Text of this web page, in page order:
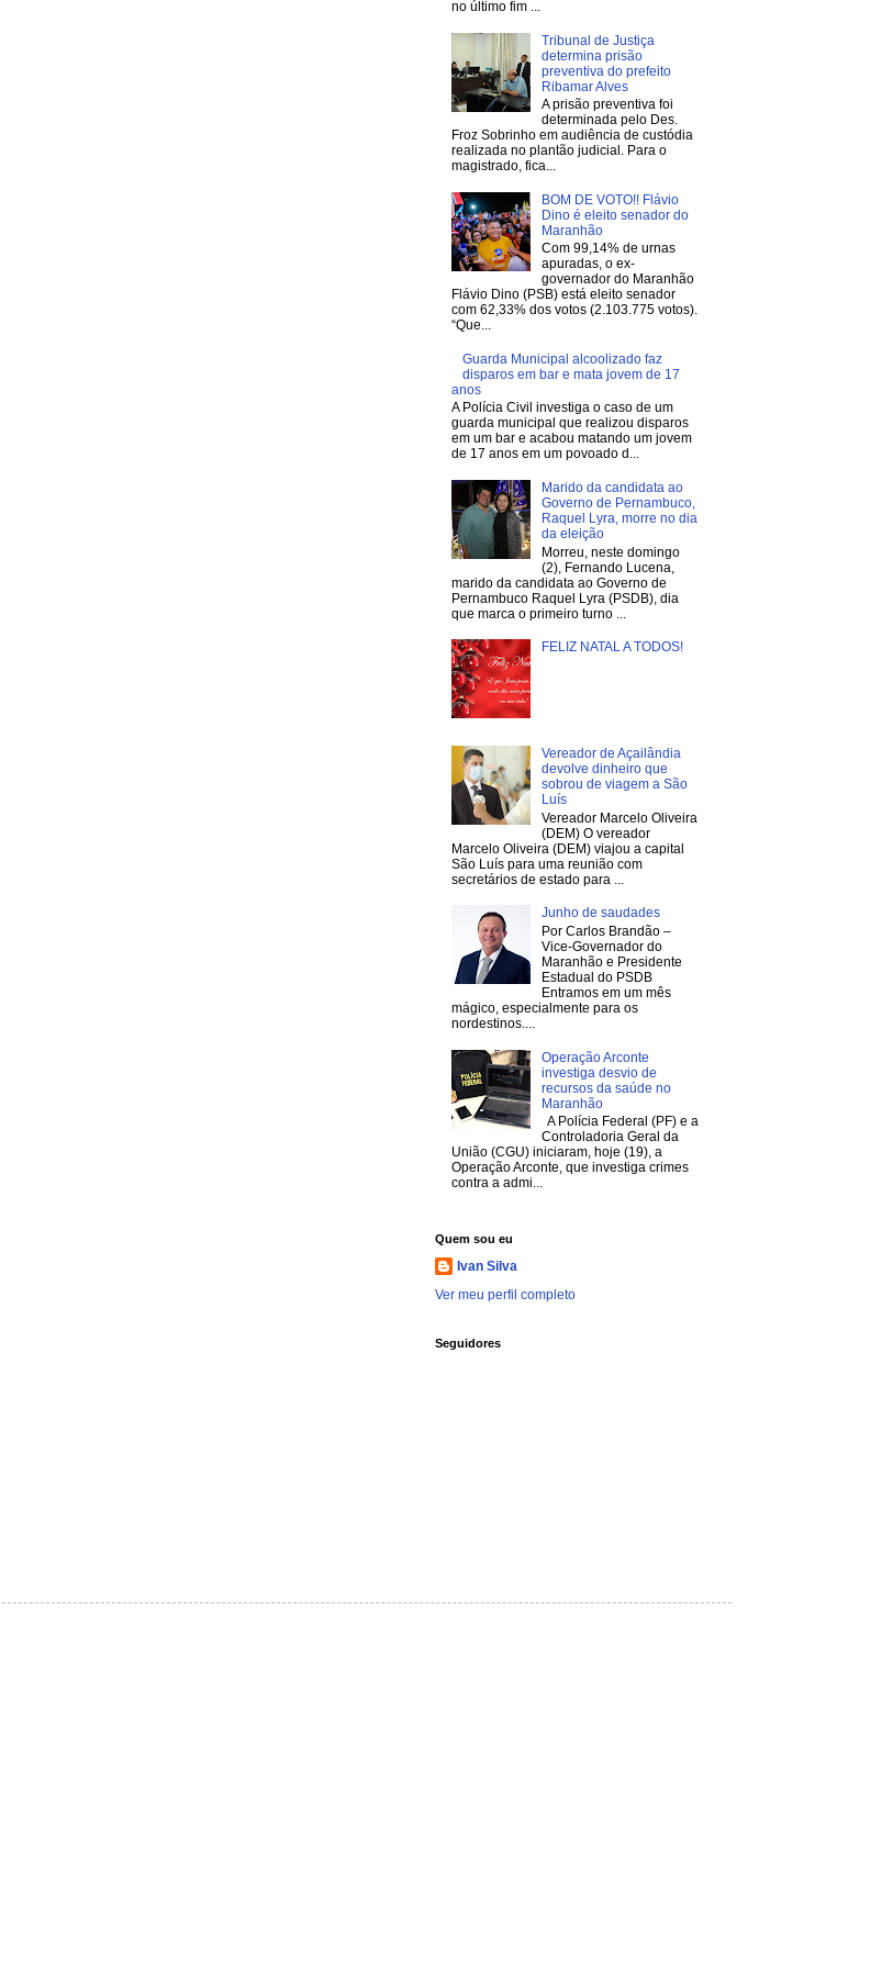
no último fim ...
Tribunal de Justiça
determina prisão
preventiva do prefeito
Ribamar Alves
A prisão preventiva foi
determinada pelo Des.
Froz Sobrinho em audiência de custódia
realizada no plantão judicial. Para o
magistrado, fica...
BOM DE VOTO!! Flávio
Dino é eleito senador do
Maranhão
Com 99,14% de urnas
apuradas, o ex-
governador do Maranhão
Flávio Dino (PSB) está eleito senador
com 62,33% dos votos (2.103.775 votos).
“Que...
Guarda Municipal alcoolizado faz
disparos em bar e mata jovem de 17
anos
A Polícia Civil investiga o caso de um
guarda municipal que realizou disparos
em um bar e acabou matando um jovem
de 17 anos em um povoado d...
Marido da candidata ao
Governo de Pernambuco,
Raquel Lyra, morre no dia
da eleição
Morreu, neste domingo
(2), Fernando Lucena,
marido da candidata ao Governo de
Pernambuco Raquel Lyra (PSDB), dia
que marca o primeiro turno ...
FELIZ NATAL A TODOS!
Vereador de Açailândia
devolve dinheiro que
sobrou de viagem a São
Luís
Vereador Marcelo Oliveira
(DEM) O vereador
Marcelo Oliveira (DEM) viajou a capital
São Luís para uma reunião com
secretários de estado para ...
Junho de saudades
Por Carlos Brandão –
Vice-Governador do
Maranhão e Presidente
Estadual do PSDB
Entramos em um mês
mágico, especialmente para os
nordestinos....
Operação Arconte
investiga desvio de
recursos da saúde no
Maranhão
A Polícia Federal (PF) e a
Controladoria Geral da
União (CGU) iniciaram, hoje (19), a
Operação Arconte, que investiga crimes
contra a admi...
Quem sou eu
Ivan Silva
Ver meu perfil completo
Seguidores